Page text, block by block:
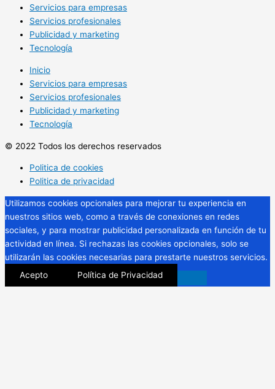
Servicios para empresas
Servicios profesionales
Publicidad y marketing
Tecnología
Inicio
Servicios para empresas
Servicios profesionales
Publicidad y marketing
Tecnología
© 2022 Todos los derechos reservados
Politica de cookies
Politica de privacidad
Utilizamos cookies opcionales para mejorar tu experiencia en
nuestros sitios web, como a través de conexiones en redes
sociales, y para mostrar publicidad personalizada en función de tu
actividad en línea. Si rechazas las cookies opcionales, solo se
utilizarán las cookies necesarias para prestarte nuestros servicios.
Acepto
Política de Privacidad